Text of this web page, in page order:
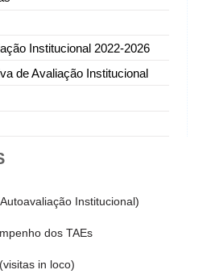
Institucional 2022-2026
de Avaliação Institucional
Institucional)
dos TAEs
in loco)